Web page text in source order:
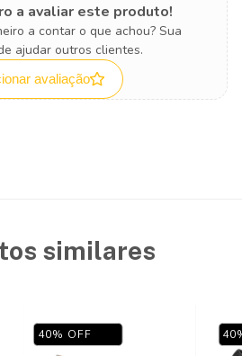
a avaliar este produto!
a contar o que achou? Sua
ajudar outros clientes.
avaliação
similares
40% OFF 40